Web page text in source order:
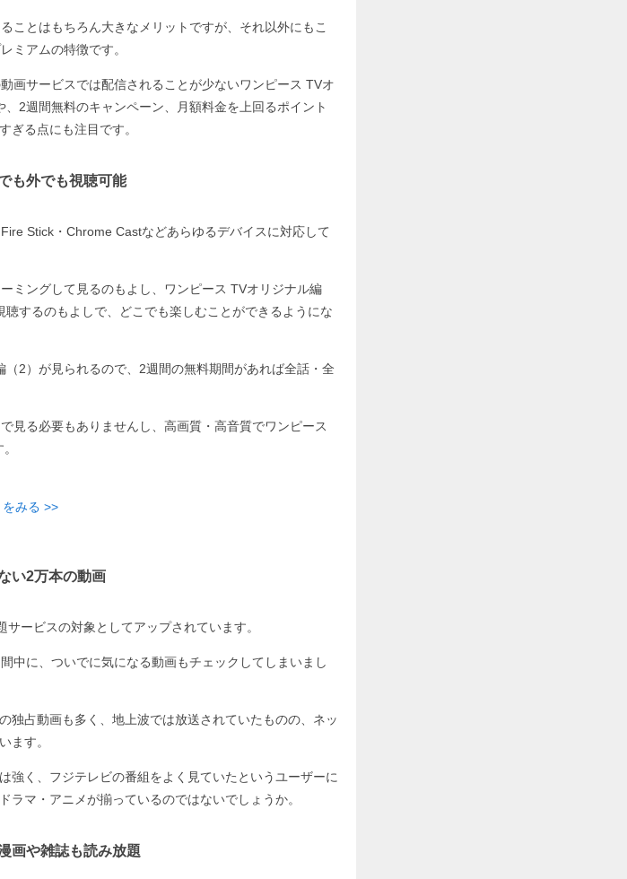
ことはもちろん大きなメリットですが、それ以外にもこ
ミアムの特徴です。
画サービスでは配信されることが少ないワンピース TVオ
2週間無料のキャンペーン、月額料金を上回るポイント
ぎる点にも注目です。
も外でも視聴可能
Stick・Chrome Castなどあらゆるデバイスに対応して
ミングして見るのもよし、ワンピース TVオリジナル編
聴するのもよしで、どこでも楽しむことができるようにな
2）が見られるので、2週間の無料期間があれば全話・全
見る必要もありませんし、高画質・高音質でワンピース
みる >>
い2万本の動画
ービスの対象としてアップされています。
中に、ついでに気になる動画もチェックしてしまいまし
独占動画も多く、地上波では放送されていたものの、ネッ
ます。
強く、フジテレビの番組をよく見ていたというユーザーに
マ・アニメが揃っているのではないでしょうか。
画や雑誌も読み放題